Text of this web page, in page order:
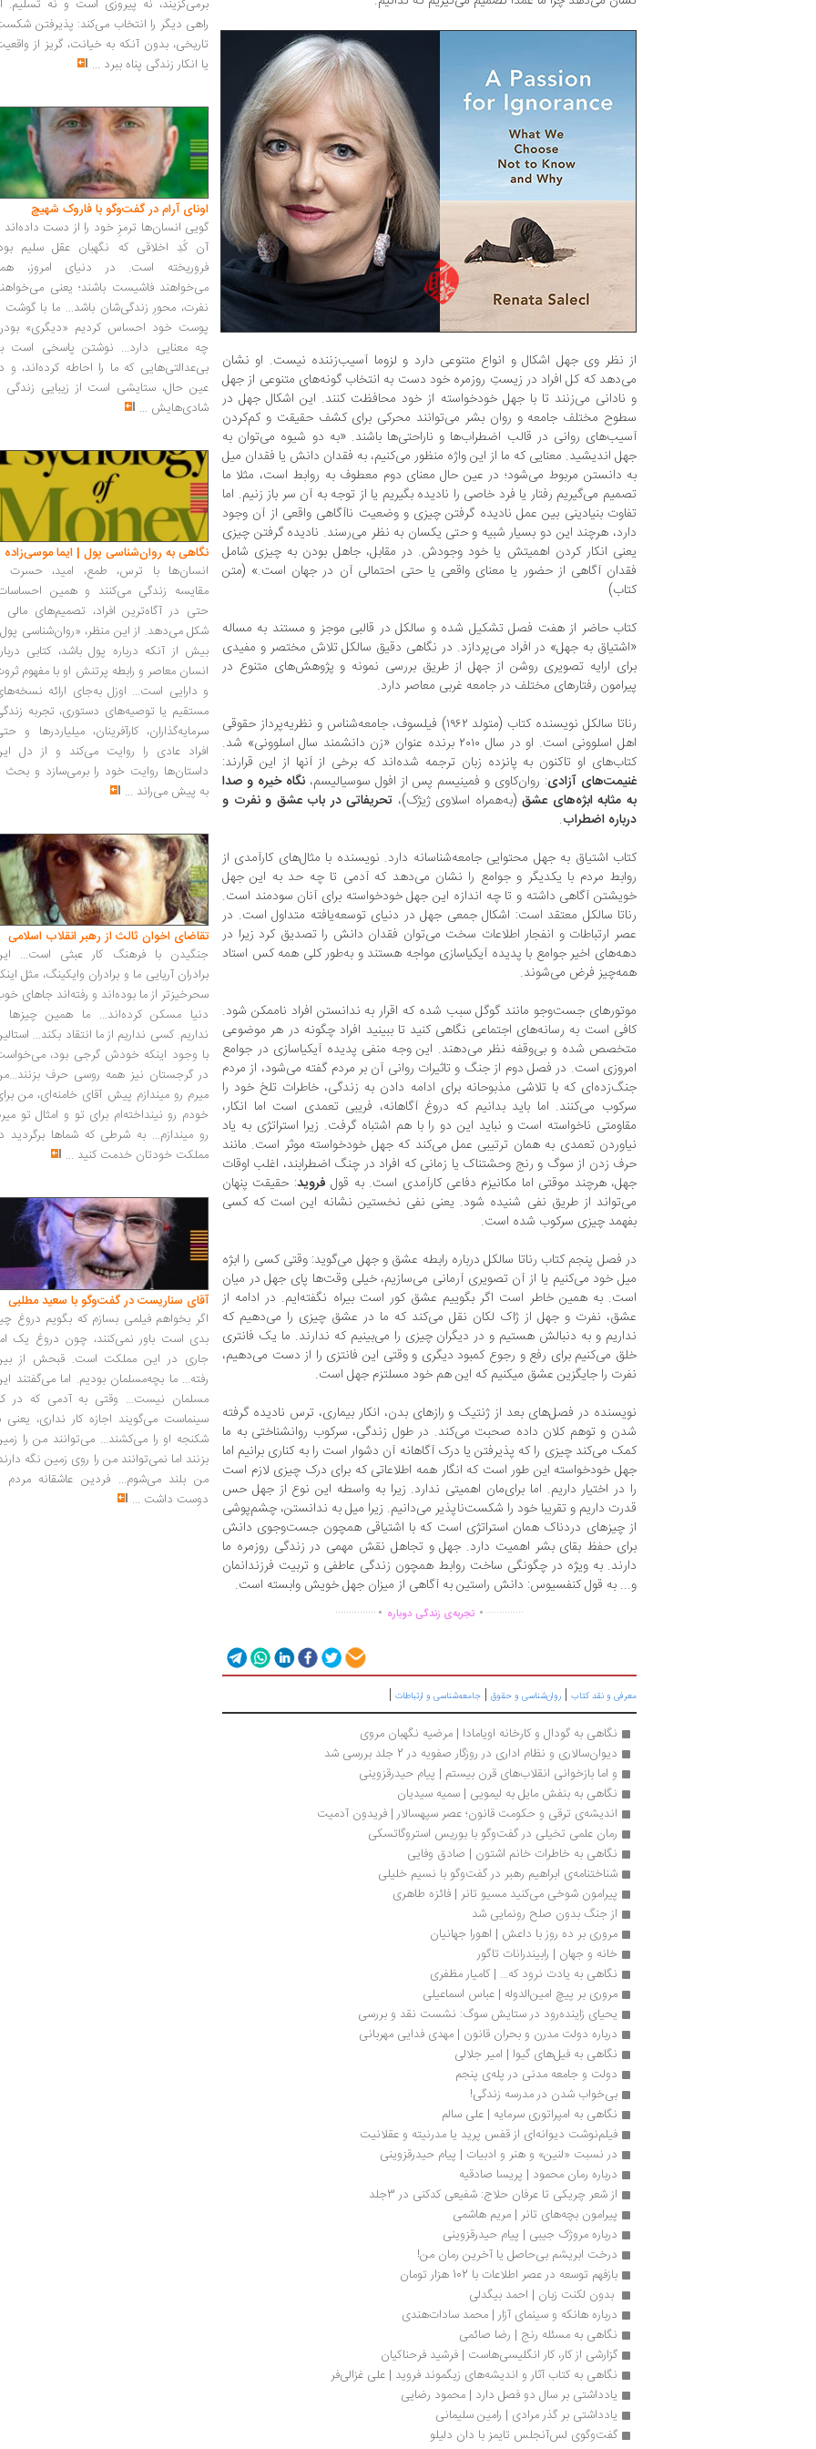
از نظر وی جهل اشکال و انواع متنوعی دارد و لزوما آسیب‌زننده نیست. او نشان
می‌دهد که کل افراد در زیستِ روزمره خود دست به انتخاب گونه‌های متنوعی از جهل
و نادانی می‌زنند تا با جهل خودخواسته از خود محافظت کنند. این اشکال جهل در
سطوح مختلف جامعه و روان بشر می‌توانند محرکی برای کشف حقیقت و کم‌کردن
آسیب‌های روانی در قالب اضطراب‌ها و ناراحتی‌ها باشند. «به دو شیوه می‌توان به
جهل اندیشید. معنایی که ما از این واژه منظور می‌کنیم، به فقدان دانش یا فقدان میل
به دانستن مربوط می‌شود؛ در عین حال معنای دوم معطوف به روابط است، مثلا ما
تصمیم می‌گیریم رفتار یا فرد خاصی را نادیده بگیریم یا از توجه به آن سر باز زنیم. اما
تفاوت بنیادینی بین عمل نادیده گرفتن چیزی و وضعیت ناآگاهی واقعی از آن وجود
دارد، هرچند این دو بسیار شبیه و حتی یکسان به نظر می‌رسند. نادیده گرفتن چیزی
یعنی انکار کردن اهمیتش یا خود وجودش. در مقابل، جاهل بودن به چیزی شامل
فقدان آگاهی از حضور یا معنای واقعی یا حتی احتمالی آن در جهان است.» (متن
کتاب)
کتاب حاضر از هفت فصل تشکیل شده و سالکل در قالبی موجز و مستند به مساله
«اشتیاق به جهل» در افراد می‌پردازد. در نگاهی دقیق سالکل تلاش مختصر و مفیدی
برای ارایه تصویری روشن از جهل از طریق بررسی نمونه‌ و پژوهش‌های متنوع در
پیرامون رفتارهای‌ مختلف در جامعه غربی معاصر دارد.
رناتا سالکل نویسنده کتاب (متولد ۱۹۶۲) فیلسوف، جامعه‌شناس و نظریه‌پرداز حقوقی
اهل اسلوونی است. او در سال ۲۰۱۰ برنده عنوان «زن دانشمند سال اسلوونی» شد.
کتاب‌های او تاکنون به پانزده زبان ترجمه شده‌اند که برخی از آنها از این قرارند:
غنیمت‌های آزادی: روان‌کاوی و فمینیسم پس از افول سوسیالیسم، نگاه خیره و صدا
به مثابه ابژه‌های عشق (به‌همراه اسلاوی ژیژک)، تحریفاتی در باب عشق و نفرت و
درباره اضطراب.
کتاب اشتیاق به جهل محتوایی جامعه‌شناسانه دارد. نویسنده با مثال‌های کارآمدی از
روابط مردم با یکدیگر و جوامع را نشان می‌دهد که آدمی تا چه حد به این جهل
خویشتن آگاهی داشته و تا چه اندازه این جهل خودخواسته برای آنان سودمند است.
رناتا سالکل معتقد است: اشکال جمعی جهل در دنیای توسعه‌یافته متداول است. در
عصر ارتباطات و انفجار اطلاعات سخت می‌توان فقدان دانش را تصدیق کرد زیرا در
دهه‌های اخیر جوامع با پدیده آیکیاسازی مواجه هستند و به‌طور کلی همه کس استاد
همه‌چیز فرض می‌شوند.
موتورهای جست‌وجو مانند گوگل سبب شده که اقرار به ندانستن افراد ناممکن شود.
کافی است به رسانه‌های اجتماعی نگاهی کنید تا ببینید افراد چگونه در هر موضوعی
متخصص شده و بی‌وقفه نظر می‌دهند. این وجه منفی پدیده آیکیاسازی در جوامع
امروزی است. در فصل دوم از جنگ و تاثیرات روانی آن بر مردم گفته می‌شود، از مردم
جنگ‌زده‌ای که با تلاشی مذبوحانه برای ادامه دادن به زندگی، خاطرات تلخ خود را
سرکوب می‌کنند. اما باید بدانیم که دروغ آگاهانه، فریبی تعمدی است اما انکار،
مقاومتی ناخواسته است و نباید این دو را با هم اشتباه گرفت. زیرا استراتژی به یاد
نیاوردن تعمدی به همان ترتیبی عمل می‌کند که جهل خودخواسته موثر است. مانند
حرف زدن از سوگ و رنج وحشتناک یا زمانی که افراد در چنگ اضطرابند، اغلب اوقات
جهل، هرچند موقتی اما مکانیزم دفاعی کارآمدی است. به قول فروید: حقیقت پنهان
می‌تواند از طریق نفی شنیده شود. یعنی نفی نخستین نشانه این است که کسی
بفهمد چیزی سرکوب شده است.
در فصل پنجم کتاب رناتا سالکل درباره رابطه عشق و جهل می‌گوید: وقتی کسی را ابژه
میل خود می‌کنیم یا از آن تصویری آرمانی می‌سازیم، خیلی وقت‌ها پای جهل در میان
است. به همین خاطر است اگر بگوییم عشق کور است بیراه نگفته‌ایم. در ادامه از
عشق، نفرت و جهل از ژاک لکان نقل می‌کند که ما در عشق چیزی را می‌دهیم که
نداریم و به دنبالش هستیم و در دیگران چیزی را می‌بینیم که ندارند. ما یک فانتری
خلق می‌کنیم برای رفع و رجوع کمبود دیگری و وقتی این فانتزی را از دست می‌دهیم،
نفرت را جایگزین عشق می‎کنیم که این هم خود مسلتزم جهل است.
نویسنده در فصل‌های بعد از ژنتیک و راز‌های بدن، انکار بیماری، ترس نادیده گرفته
شدن و توهم کلان ‌داده صحبت می‌کند. در طول زندگی، سرکوب روانشناختی به ما
کمک می‌کند چیزی را که پذیرفتن یا درک آگاهانه آن دشوار است را به کناری برانیم اما
جهل خودخواسته این طور است که انگار همه اطلاعاتی که برای درک چیزی لازم است
را در اختیار داریم. اما برای‌مان اهمیتی ندارد. زیرا به واسطه این نوع از جهل حس
قدرت داریم و تقریبا خود را شکست‌ناپذیر می‌دانیم. زیرا میل به ندانستن، چشم‌پوشی
از چیزهای دردناک همان استراتژی است که با اشتیاقی همچون جست‌وجوی دانش
برای حفظ بقای بشر اهمیت دارد. جهل و تجاهل نقش مهمی در زندگی روزمره ما
دارند. به ویژه در چگونگی ساخت روابط همچون زندگی عاطفی و تربیت فرزندانمان
و... به قول کنفسیوس: دانش راستین به آگاهی از میزان جهل خویش وابسته است.
................ تجربه‌ی زندگی دوباره...............
معرفی و نقد کتاب | روان‌شناسی و حقوق | جامعه‌شناسی و ارتباطات |
نگاهی به گودال و کارخانه اویامادا | مرضیه نگهبان مروی
دیوان‌سالاری و نظام اداری در روزگار صفویه در 2 جلد بررسی شد
و اما بازخوانی انقلاب‌های قرن بیستم | پیام حیدرقزوینی
نگاهی به بنفش مایل به لیمویی | سمیه سیدیان
اندیشه‌ی ترقی و حکومت قانون؛ عصر سپهسالار | فریدون آدمیت
رمان علمی تخیلی در گفت‌وگو با بوریس استروگاتسکی
نگاهی به خاطرات خانم اشتون | صادق وفایی
شناختنامه‌ی ابراهیم رهبر در گفت‌وگو با نسیم خلیلی
پیرامون شوخی می‌کنید مسیو تانر | فائزه طاهری
از جنگ بدون صلح رونمایی شد
مروری بر ده روز با داعش | اهورا جهانیان
خانه و جهان | رابیندرانات تاگور
نگاهی به یادت نرود که... | کامیار مظفری
مروری بر پیچ امین‌الدوله | عباس اسماعیلی
یحیای زاینده‌رود در ستایش سوگ: نشست نقد و بررسی
درباره دولت مدرن و بحران قانون | مهدی فدایی مهربانی
نگاهی به فیل‌های گیوا | امیر جلالی
دولت و جامعه مدنی در پله‌ی پنجم
بی‌خواب شدن در مدرسه زندگی!
نگاهی به امپراتوری سرمایه | علی سالم
فیلم‌نوشت دیوانه‌ای از قفس پرید یا مدرنیته و عقلانیت
در نسبت «لنین» و هنر و ادبیات | پیام حیدرقزوینی
درباره رمان محمود | پریسا صادقیه
از شعر چریکی تا عرفان حلاج: شفیعی کدکنی در 3جلد
پیرامون بچه‌های تانر | مریم هاشمی
درباره مروژک جیبی | پیام حیدرقزوینی
درخت ابریشم بی‌حاصل یا آخرین رمان من!
بازفهم توسعه در عصر اطلاعات با 102 هزار تومان
بدون لکنت زبان | احمد بیگدلی
درباره هانکه و سینمای آزار | محمد سادات‌هندی
نگاهی به مسئله رنج | رضا صائمی
گزارشی از کار، کار انگلیسی‌هاست | فرشید فرحناکیان
نگاهی به کتاب آثار و اندیشه‌های زیگموند فروید | علی غزالی‌فر
یادداشتی بر سال دو فصل دارد | محمود رضایی
یادداشتی بر گذر مرادی | رامین سلیمانی
گفت‌وگوی لس‌آنجلس تایمز با دان دلیلو
برمی‌گزیند، نه پیروزی است و نه تسلیم.
راهی دیگر را انتخاب می‌کند: پذیرفتن
تاریخی، بدون آنکه به خیانت، گریز از
یا انکار زندگی پناه ببرد ...
اونای آرام در گفت‌وگو با فاروک شهیچ‭
گویی انسان‌ها ترمزِ خود را از دست داده‌اند
آن کُدِ اخلاقی که نگهبان عقل سلیم
فروریخته است. در دنیای امروز،
می‌خواهند فاشیست باشند؛ یعنی
نفرت، محورِ زندگی‌شان باشد... ما با گوشت
پوست خود احساس کردیم «دیگری»
چه معنایی دارد... نوشتن پاسخی است
بی‌عدالتی‌هایی که ما را احاطه کرده‌اند، و
عین حال، ستایشی است از زیبایی زندگی
شادی‌هایش ...
نگاهی به روان‌شناسی پول | ایما موسی‌زاده
انسان‌ها با ترس، طمع، امید، حسرت
مقایسه زندگی می‌کنند و همین
حتی در آگاه‌ترین افراد، تصمیم‌های مالی
شکل می‌دهد. از این منظر، «روان‌شناسی
بیش از آنکه درباره پول باشد، کتابی
انسان معاصر و رابطه پرتنش او با مفهوم
و دارایی است... اوزل به‌جای ارائه
مستقیم یا توصیه‌های دستوری، تجربه
سرمایه‌گذاران، کارآفرینان، میلیاردرها و
افراد عادی را روایت می‌کند و از دل
داستان‌ها روایت خود را برمی‌سازد و بحث
به پیش می‌راند ...
تقاضای اخوان ثالث از رهبر انقلاب اسلامی
جنگیدن با فرهنگ کار عبثی است...
برادران آریایی ما و برادران وایکینگ، مثل
سحرخیزتر از ما بوده‌اند و رفته‌اند جاهای
دنیا مسکن کرده‌اند... ما همین چیزها
نداریم. کسی نداریم از ما انتقاد بکند...
با وجود اینکه خودش گرجی بود،
در گرجستان نیز همه روسی حرف
میرم رو میندازم پیش آقای خامنه‌ای، من
خودم رو نینداخته‌ام برای تو و امثال تو
رو میندازم... به شرطی که شماها برگردید
مملکت خودتان خدمت کنید ...
آقای سناریست در گفت‌وگو با سعید مطلبی
اگر بخواهم فیلمی بسازم که بگویم دروغ
بدی است باور نمی‌کنند، چون دروغ یک
جاری در این مملکت است. قبحش از
رفته... ما بچه‌مسلمان بودیم. اما می‌گفتند
مسلمان نیست... وقتی به آدمی که در
سینماست می‌گویند اجازه کار نداری، یعنی
شکنجه او را می‌کشند... می‌توانند من را
بزنند اما نمی‌توانند من را روی زمین نگه
من بلند می‌شوم... فردین عاشقانه مردم
دوست داشت ...